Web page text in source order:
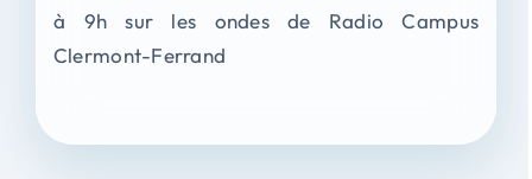
à 9h sur les ondes de Radio Campus
Clermont-Ferrand